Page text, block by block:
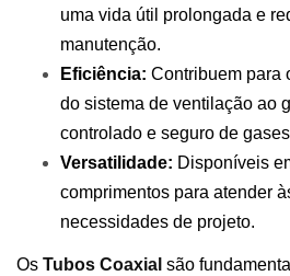
uma vida útil prolongada e
manutenção.
Eficiência: Contribuem para
do sistema de ventilação ao
controlado e seguro de
Versatilidade: Disponíveis
comprimentos para atender
necessidades de projeto.
Os Tubos Coaxial são